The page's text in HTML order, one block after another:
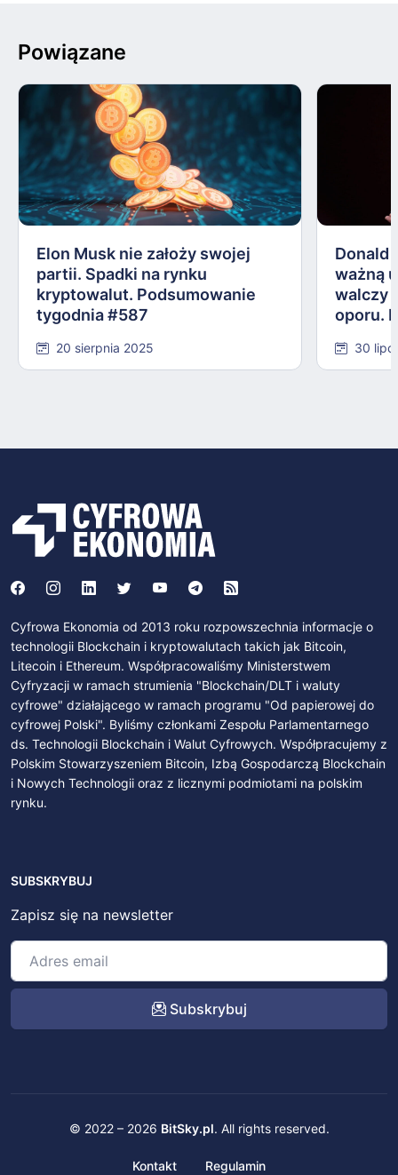
Powiązane
Elon Musk nie założy swojej
partii. Spadki na rynku
kryptowalut. Podsumowanie
tygodnia #587
20 sierpnia 2025
Donald
ważną
walczy
oporu.
30
Cyfrowa Ekonomia od 2013 roku rozpowszechnia informacje o
technologii Blockchain i kryptowalutach takich jak Bitcoin,
Litecoin i Ethereum. Współpracowaliśmy Ministerstwem
Cyfryzacji w ramach strumienia "Blockchain/DLT i waluty
cyfrowe" działającego w ramach programu "Od papierowej do
cyfrowej Polski". Byliśmy członkami Zespołu Parlamentarnego
ds. Technologii Blockchain i Walut Cyfrowych. Współpracujemy z
Polskim Stowarzyszeniem Bitcoin, Izbą Gospodarczą Blockchain
i Nowych Technologii oraz z licznymi podmiotami na polskim
rynku.
SUBSKRYBUJ
Zapisz się na newsletter
Subskrybuj
© 2022 – 2026 BitSky.pl. All rights reserved.
Kontakt Regulamin